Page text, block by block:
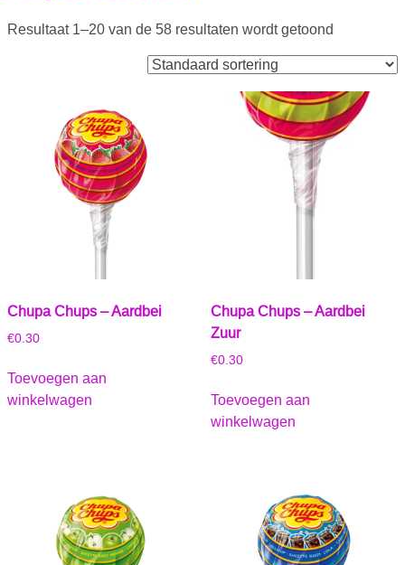
Resultaat 1–20 van de 58 resultaten wordt getoond
Chupa Chups – Aardbei
€0.30
Toevoegen aan
winkelwagen
Chupa Chups – Aardbei
Zuur
€0.30
Toevoegen aan
winkelwagen